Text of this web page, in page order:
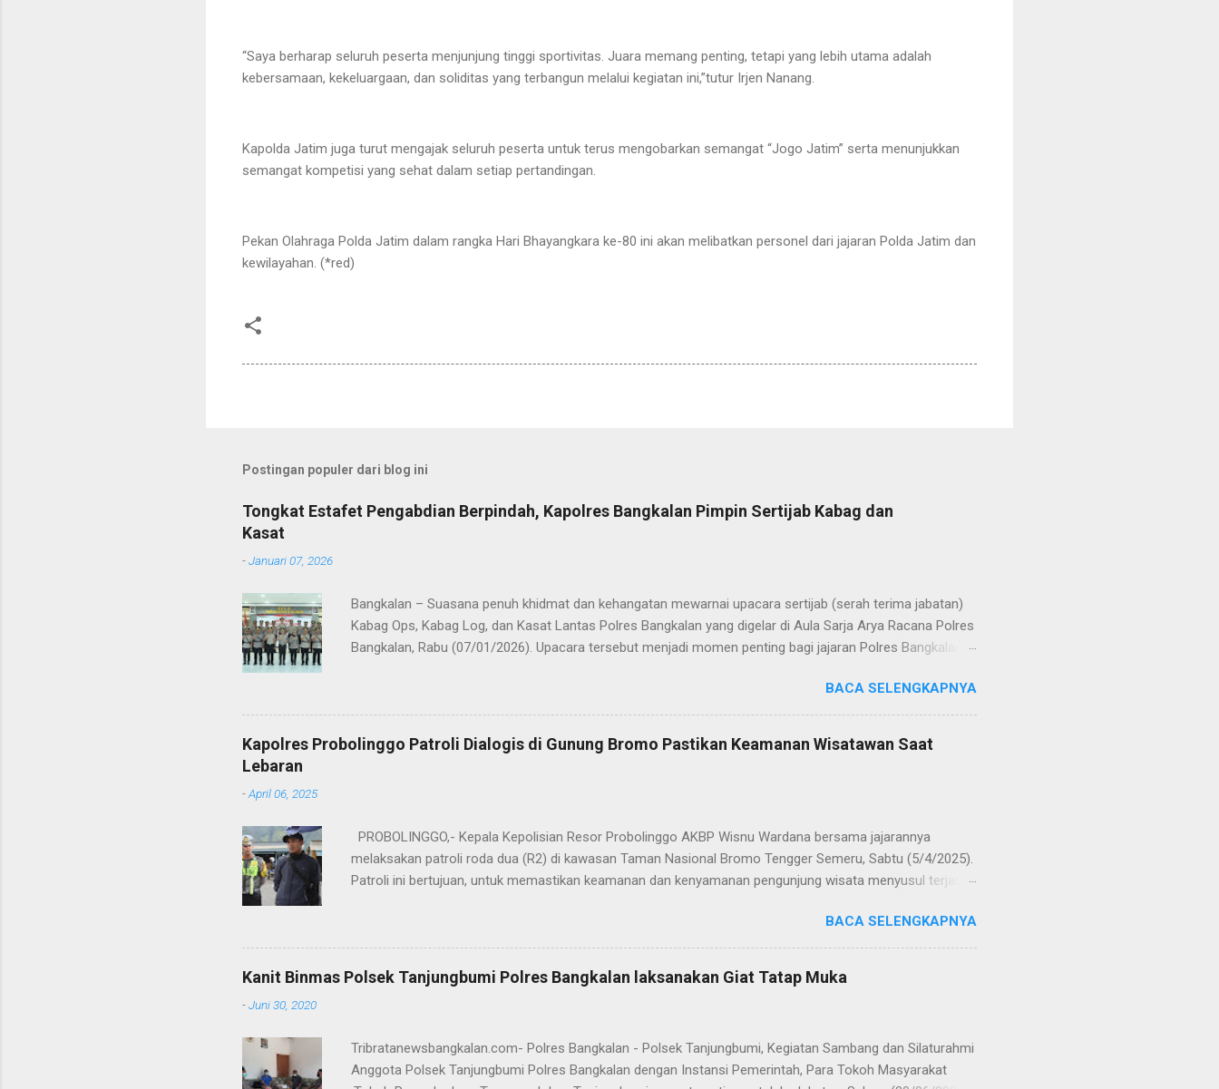
“Saya berharap seluruh peserta menjunjung tinggi sportivitas. Juara memang penting, tetapi yang lebih utama adalah
kebersamaan, kekeluargaan, dan soliditas yang terbangun melalui kegiatan ini,”tutur Irjen Nanang.
Kapolda Jatim juga turut mengajak seluruh peserta untuk terus mengobarkan semangat “Jogo Jatim” serta menunjukkan
semangat kompetisi yang sehat dalam setiap pertandingan.
Pekan Olahraga Polda Jatim dalam rangka Hari Bhayangkara ke-80 ini akan melibatkan personel dari jajaran Polda Jatim dan
kewilayahan. (*red)
Postingan populer dari blog ini
Tongkat Estafet Pengabdian Berpindah, Kapolres Bangkalan Pimpin Sertijab Kabag dan
Kasat
-Januari 07, 2026
Bangkalan – Suasana penuh khidmat dan kehangatan mewarnai upacara sertijab (serah terima jabatan)
Kabag Ops, Kabag Log, dan Kasat Lantas Polres Bangkalan yang digelar di Aula Sarja Arya Racana Polres
Bangkalan, Rabu (07/01/2026). Upacara tersebut menjadi momen penting bagi jajaran Polres Bangkalan,
kesinambungan pengabdian kepada masyarakat. Dalam sertijab tersebut, KOMPOL Hery Kusnanto, S.H.,
M.H. resmi menyerahkan jabatan Kabag Log Polres Bangkalan untuk mengemban amanah baru sebagai
Wakapolres Sampang. Jabatan Kabag Log Polres Bangkalan selanjutnya dijabat oleh KOMPOL Moch.
Rifai, S.H., M.H. , yang sebelumnya mengemban tugas sebagai Kabag Ops Polres Bangkalan. Sementara
BACA SELENGKAPNYA
Kapolres Probolinggo Patroli Dialogis di Gunung Bromo Pastikan Keamanan Wisatawan Saat
Lebaran
-April 06, 2025
PROBOLINGGO,- Kepala Kepolisian Resor Probolinggo AKBP Wisnu Wardana bersama jajarannya
melaksakan patroli roda dua (R2) di kawasan Taman Nasional Bromo Tengger Semeru, Sabtu (5/4/2025).
Patroli ini bertujuan, untuk memastikan keamanan dan kenyamanan pengunjung wisata menyusul terjadi
mengantisipasi hal-hal yang tidak kita inginkan, seiring dengan jumlah pengunjung yang semakin
meningkat selama libur Lebaran," kata AKBP Wisnu Wardana. Kapolres Probolinggo menegaskan, bahwa
pihaknya melakukan hal ini sebagai langkah antisipasi untuk memastikan situasi tetap kondusif. Ia juga
menekankan pentingnya keselamatan, terutama bagi pengunjung yang membawa anak-anak. "Kami ingin
BACA SELENGKAPNYA
Kanit Binmas Polsek Tanjungbumi Polres Bangkalan laksanakan Giat Tatap Muka
-Juni 30, 2020
Tribratanewsbangkalan.com- Polres Bangkalan - Polsek Tanjungbumi, Kegiatan Sambang dan Silaturahmi
Anggota Polsek Tanjungbumi Polres Bangkalan dengan Instansi Pemerintah, Para Tokoh Masyarakat